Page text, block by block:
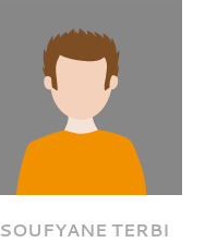
SOUFYANE TERBI